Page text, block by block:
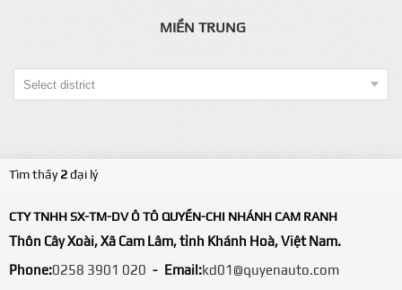
MIỀN TRUNG
Tìm thấy2đại lý
CTY TNHH SX-TM-DV Ô TÔ QUYỀN-CHI NHÁNH CAM RANH
Thôn Cây Xoài, Xã Cam Lâm, tỉnh Khánh Hoà, Việt Nam.
Phone:0258 3901 020 Email:kd01@quyenauto.com